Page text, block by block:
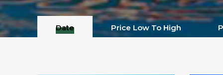
Date Price Low To High